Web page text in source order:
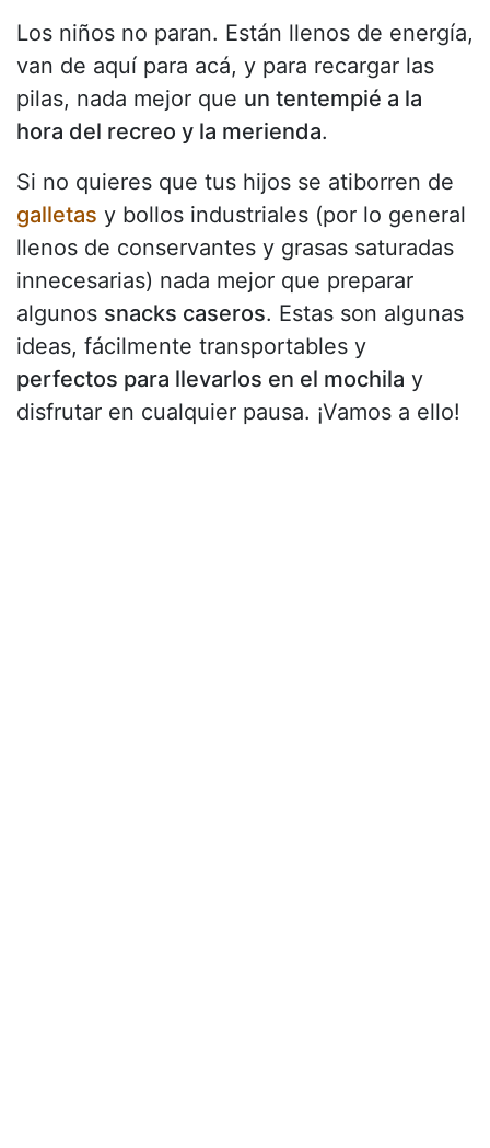
Los niños no paran. Están llenos de energía,
van de aquí para acá, y para recargar las
pilas, nada mejor que un tentempié a la
hora del recreo y la merienda.
Si no quieres que tus hijos se atiborren de
galletas y bollos industriales (por lo general
llenos de conservantes y grasas saturadas
innecesarias) nada mejor que preparar
algunos snacks caseros. Estas son algunas
ideas, fácilmente transportables y
perfectos para llevarlos en el mochila y
disfrutar en cualquier pausa. ¡Vamos a ello!